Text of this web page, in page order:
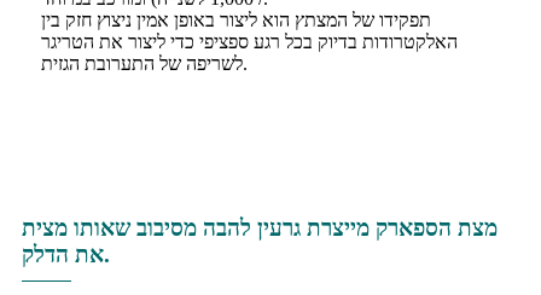
תפקידו של המצתץ הוא ליצור באופן אמין ניצוץ חזק בין
האלקטרודות בדיוק בכל רגע ספציפי כדי ליצור את הטריגר
לשריפה של התערובת הגזית.
מצת הספארק מייצרת גרעין להבה מסיבוב שאותו מצית
את הדלק.